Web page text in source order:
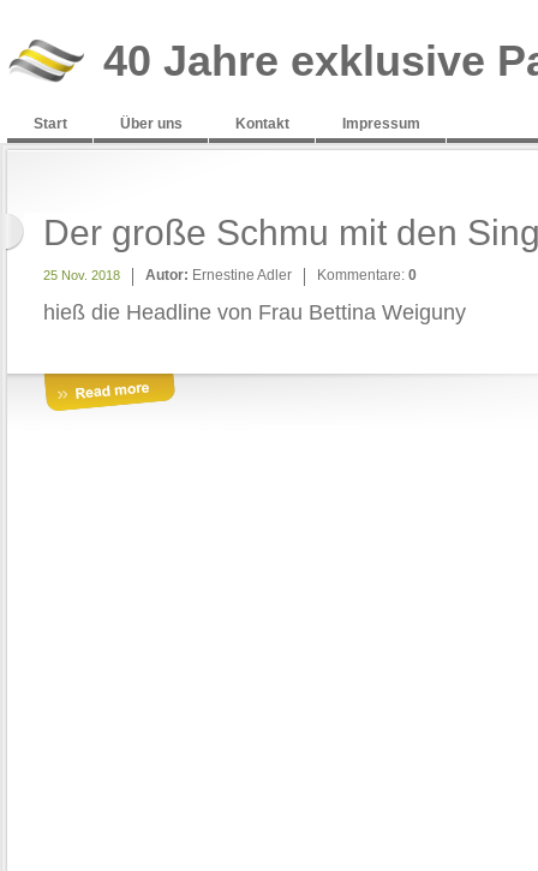
40 Jahre exklusive
Start Über uns Kontakt Impressum
Der große Schmu mit den
25 Nov. 2018 Autor: Ernestine Adler Kommentare: 0
hieß die Headline von Frau Bettina Weiguny